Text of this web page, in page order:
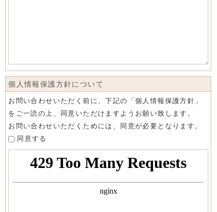
個人情報保護方針について
お問い合わせいただく前に、下記の「個人情報保護方針」
をご一読の上、同意いただけますようお願い致します。
お問い合わせいただくためには、同意が必要となります。
同意する